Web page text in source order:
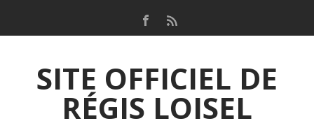
SITE OFFICIEL DE
RÉGIS LOISEL